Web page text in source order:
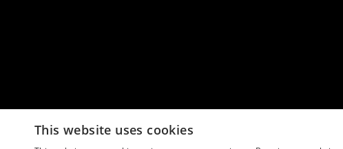
This website uses cookies